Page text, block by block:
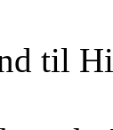
til